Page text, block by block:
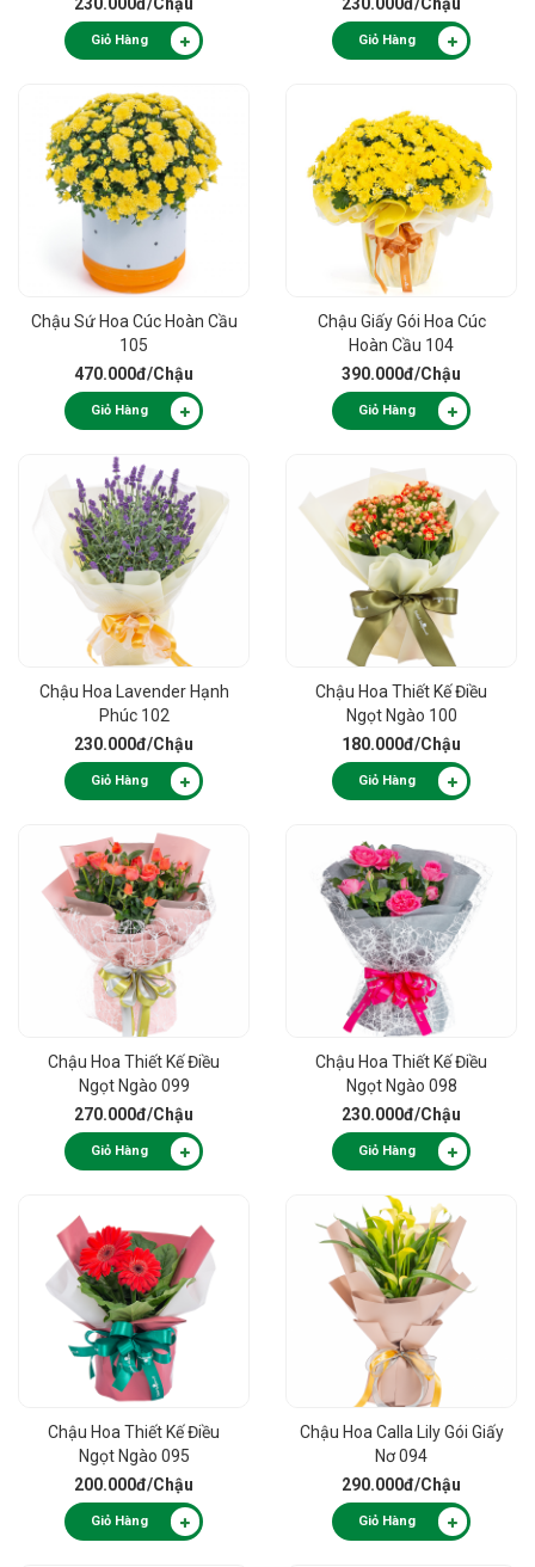
Giỏ Hàng Giỏ Hàng
Chậu Sứ Hoa Cúc Hoàn Cầu
105
470.000đ/Chậu
Giỏ Hàng
Chậu Giấy Gói Hoa Cúc
Hoàn Cầu 104
390.000đ/Chậu
Giỏ Hàng
Chậu Hoa Lavender Hạnh
Phúc 102
230.000đ/Chậu
Giỏ Hàng
Chậu Hoa Thiết Kế Điều
Ngọt Ngào 100
180.000đ/Chậu
Giỏ Hàng
Chậu Hoa Thiết Kế Điều
Ngọt Ngào 099
270.000đ/Chậu
Giỏ Hàng
Chậu Hoa Thiết Kế Điều
Ngọt Ngào 098
230.000đ/Chậu
Giỏ Hàng
Chậu Hoa Thiết Kế Điều
Ngọt Ngào 095
200.000đ/Chậu
Giỏ Hàng
Chậu Hoa Calla Lily Gói Giấy
Nơ 094
290.000đ/Chậu
Giỏ Hàng